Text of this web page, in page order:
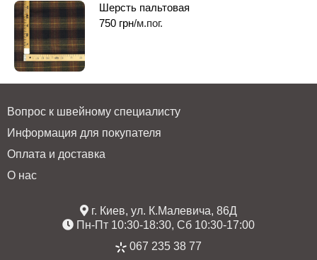
Шерсть пальтовая
750 грн/м.пог.
Вопрос к швейному специалисту
Информация для покупателя
Оплата и доставка
О нас
г. Киев, ул. К.Малевича, 86Д
Пн-Пт 10:30-18:30, Сб 10:30-17:00
067 235 38 77